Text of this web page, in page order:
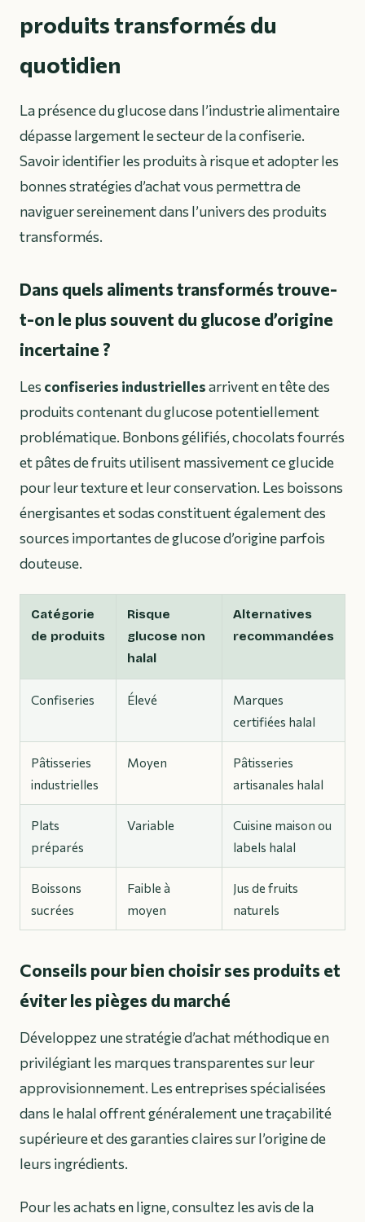
produits transformés du
quotidien
La présence du glucose dans l’industrie alimentaire
dépasse largement le secteur de la confiserie.
Savoir identifier les produits à risque et adopter les
bonnes stratégies d’achat vous permettra de
naviguer sereinement dans l’univers des produits
transformés.
Dans quels aliments transformés trouve-
t-on le plus souvent du glucose d’origine
incertaine ?
Lesconfiseries industriellesarrivent en tête des
produits contenant du glucose potentiellement
problématique. Bonbons gélifiés, chocolats fourrés
et pâtes de fruits utilisent massivement ce glucide
pour leur texture et leur conservation. Les boissons
énergisantes et sodas constituent également des
sources importantes de glucose d’origine parfois
douteuse.
Catégorie
de produits
Risque
glucose non
halal
Alternatives
recommandées
Confiseries Élevé
Marques
certifiées halal
Pâtisseries
industrielles
Moyen
Pâtisseries
artisanales halal
Plats
préparés
Variable
Cuisine maison ou
labels halal
Boissons
sucrées
Faible à
moyen
Jus de fruits
naturels
Conseils pour bien choisir ses produits et
éviter les pièges du marché
Développez une stratégie d’achat méthodique en
privilégiant lesmarques transparentessur leur
approvisionnement. Les entreprises spécialisées
dans le halal offrent généralement une traçabilité
supérieure et des garanties claires sur l’origine de
leurs ingrédients.
Pour les achats en ligne, consultez les avis de la